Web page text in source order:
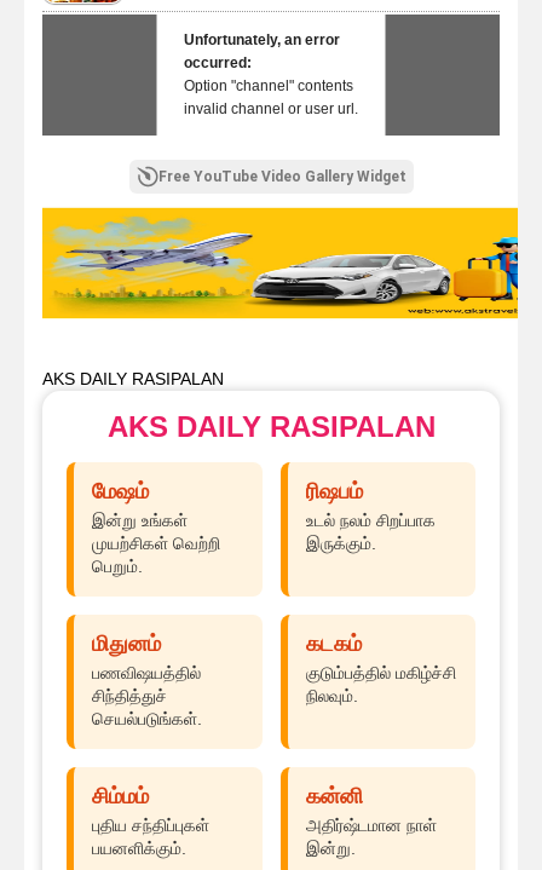
Unfortunately, an error
occurred:
Option "channel" contents
invalid channel or user url.
Free YouTube Video Gallery Widget
AKS DAILY RASIPALAN
AKS DAILY RASIPALAN
மேஷம்
இன்று உங்கள்
முயற்சிகள் வெற்றி
பெறும்.
ரிஷபம்
உடல் நலம் சிறப்பாக
இருக்கும்.
மிதுனம்
பணவிஷயத்தில்
சிந்தித்துச்
செயல்படுங்கள்.
கடகம்
குடும்பத்தில் மகிழ்ச்சி
நிலவும்.
சிம்மம்
புதிய சந்திப்புகள்
பயனளிக்கும்.
கன்னி
அதிர்ஷ்டமான நாள்
இன்று.